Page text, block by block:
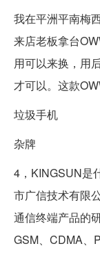
我在平洲平南梅
来店老板拿台
用可以来换，用
才可以。这款
垃圾手机
杂牌
4，KINGSUN是
市广信技术有限
通信终端产品的
GSM、CDMA、